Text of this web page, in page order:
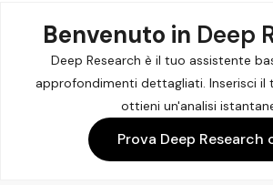
Benvenuto in Deep
Deep Research è il tuo assistente
approfondimenti dettagliati. Inserisci il
ottieni un'analisi
Prova Deep Research